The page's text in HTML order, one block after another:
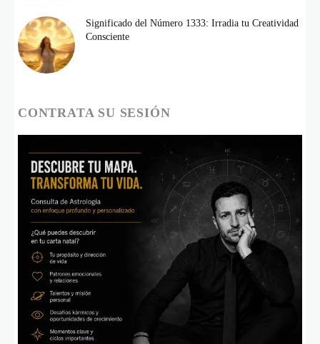
Significado del Número 1333: Irradia tu Creatividad
Consciente
CONTRATA SU SESIÓN